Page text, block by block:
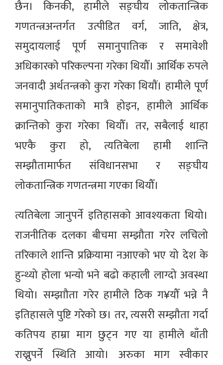
छैन। किनकी, हामीले सङ्घीय लोकतान्त्रिक
गणतन्त्रअन्तर्गत उत्पीडित वर्ग, जाति, क्षेत्र,
समुदायलाई पूर्ण समानुपातिक र समावेशी
अधिकारको परिकल्पना गरेका थियौँ। आर्थिक रुपले
जनवादी अर्थतन्त्रको कुरा गरेका थियाैं। हामीले पूर्ण
समानुपातिकताको मात्रै होइन, हामीले आर्थिक
क्रान्तिको कुरा गरेका थियौँ। तर, सबैलाई थाहा
भएकै कुरा हो, त्यतिबेला हामी शान्ति
सम्झौतामार्फत संविधानसभा र सङ्घीय
लोकतान्त्रिक गणतन्त्रमा गएका थियौँ।
त्यतिबेला जानुपर्ने इतिहासको आवश्यकता थियो।
राजनीतिक दलका बीचमा सम्झौता गरेर लचिलो
तरिकाले शान्ति प्रक्रियामा नआएको भए यो देश के
हुन्थ्यो होला भन्यो भने बढो कहाली लाग्दो अवस्था
थियो। सम्झाौता गरेर हामीले ठिक ग¥यौँ भन्ने नै
इतिहासले पुष्टि गरेको छ। तर, त्यसरी सम्झौता गर्दा
कतिपय हाम्रा माग छुट्न गए या हामीले थाँती
राख्नुपर्ने स्थिति आयो। अरुका माग स्वीकार